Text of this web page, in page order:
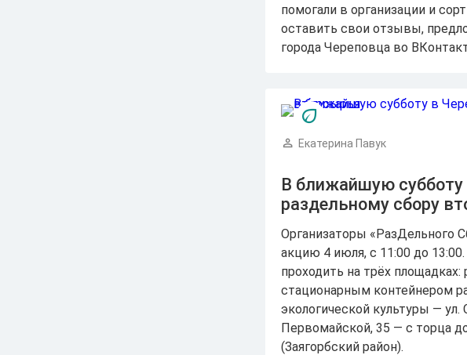
помогали в организации и
оставить свои отзывы,
города Череповца во
Екатерина Павук
В ближайшую субботу
раздельному сбору
Организаторы «РазДельного
акцию 4 июля, с 11:00 до
проходить на трёх
стационарным контейнером
экологической культуры — ул.
Первомайской, 35 — с торца
(Заягорбский район).